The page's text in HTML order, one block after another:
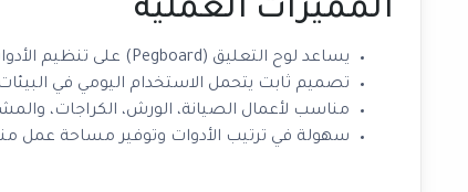
المميزات العملية
يساعد لوح التعليق (Pegboard) على تنظيم الأدوات وتعليقها بشكل واضح
تصميم ثابت يتحمل الاستخدام اليومي في
مناسب لأعمال الصيانة، الورش، الكراجات،
سهولة في ترتيب الأدوات وتوفير مساحة عمل